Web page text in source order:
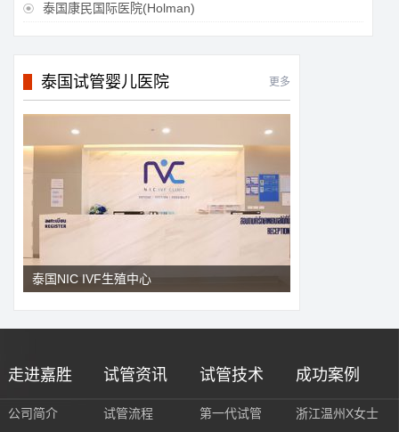
 泰国康民国际医院(Holman)
泰国试管婴儿医院 更多
泰国NIC IVF生殖中心
走进嘉胜
公司简介
试管资讯
试管流程
试管技术
第一代试管
成功案例
浙江温州X女士